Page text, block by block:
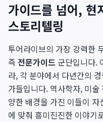
가이드를 넘어, 현
스토리텔링
투어라이브의 가장 강력한
즉 전문가이드 군단입니다.
라, 각 분야에서 다년간의
가들입니다. 역사학자, 미
양한 배경을 가진 이들이
에 맞춰 흥미진진한 이야기